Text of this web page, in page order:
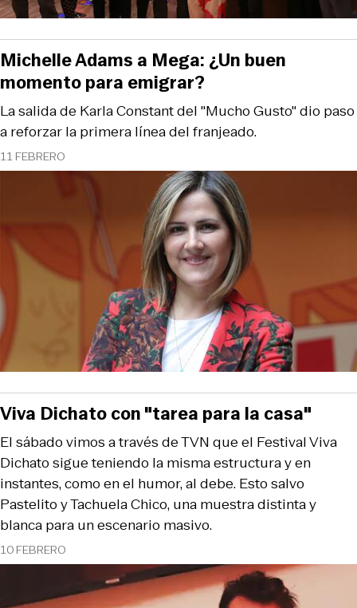
11 FEBRERO
La salida de Karla Constant del "Mucho Gusto" dio paso
a reforzar la primera línea del franjeado.
Michelle Adams a Mega: ¿Un buen
momento para emigrar?
10 FEBRERO
El sábado vimos a través de TVN que el Festival Viva
Dichato sigue teniendo la misma estructura y en
instantes, como en el humor, al debe. Esto salvo
Pastelito y Tachuela Chico, una muestra distinta y
blanca para un escenario masivo.
Viva Dichato con "tarea para la casa"